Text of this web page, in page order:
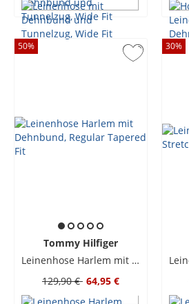
50%
Tommy Hilfiger
Leinenhose Harlem mit Dehnbund, Regular Tapered Fit
129,90 € 64,95 €
30%